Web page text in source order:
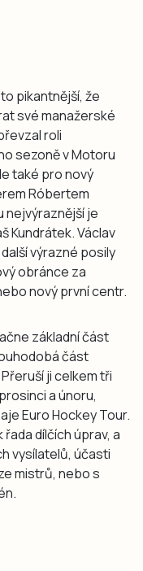
pikantnější, že
své manažerské
roli
sezoně v Motoru
také pro nový
Róbertem
nejvýraznější je
Kundrátek. Václav
výrazné posily
obránce za
nový první centr.
základní část
část
ji celkem tři
a únoru,
Euro Hockey Tour.
dílčích úprav, a
vysílatelů, účasti
mistrů, nebo s